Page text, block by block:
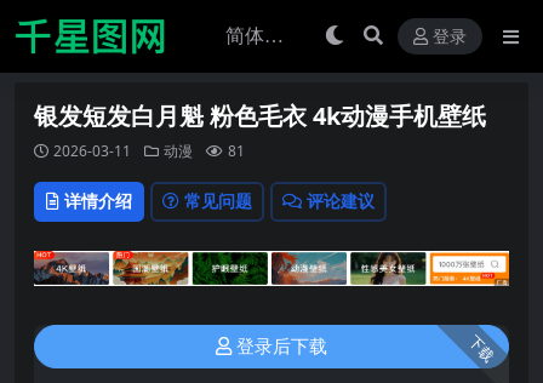
登录
银发短发白月魁 粉色毛衣 4k动漫手机壁纸
2026-03-11 动漫 81
详情介绍 常见问题 评论建议
下载
登录后下载